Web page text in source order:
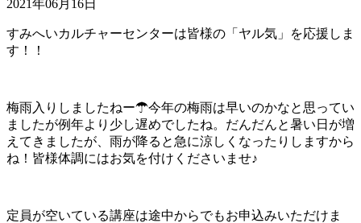
2021年06月16日
すみへいカルチャーセンターは皆様の「ヤル気」を応援しま
す！！
梅雨入りしましたねー☂今年の梅雨は早いのかなと思ってい
ましたが例年より少し遅めでしたね。だんだんと暑い日が増
えてきましたが、雨が降ると急に涼しくなったりしますから
ね！皆様体調にはお気を付けくださいませ♪
定員が空いている講座は途中からでもお申込みいただけま